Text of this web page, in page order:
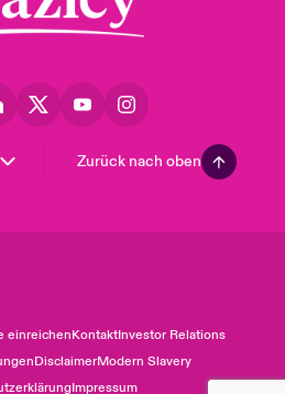
Zurück nach oben
einreichenKontaktInvestor Relations
DisclaimerModern Slavery
Impressum